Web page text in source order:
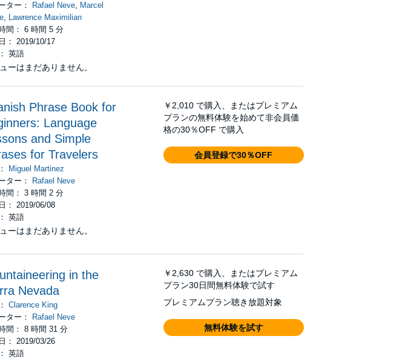
ター：
Rafael Neve, Marcel
, Lawrence Maximilian
間： 6 時間 5 分
： 2019/10/17
英語
ーはまだありません。
Phrase Book for
Language
and Simple
for Travelers
Miguel Martinez
ター：
Rafael Neve
間： 3 時間 2 分
： 2019/06/08
英語
ーはまだありません。
￥2,010 で購入、またはプレミアム
プランの無料体験を始めて非会員価
格の30％OFF で購入
会員登録で30％OFF
in the
Nevada
Clarence King
ター：
Rafael Neve
間： 8 時間 31 分
： 2019/03/26
英語
￥2,630 で購入、またはプレミアム
プラン30日間無料体験で試す
プレミアムプラン聴き放題対象
無料体験を試す